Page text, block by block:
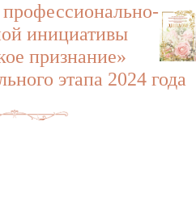
инициативы
признание»
этапа 2024 года